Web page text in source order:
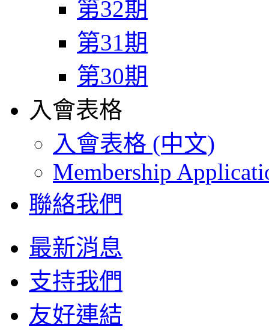
第32期
第31期
第30期
入會表格
入會表格 (中文)
Membership
聯絡我們
最新消息
支持我們
友好連結